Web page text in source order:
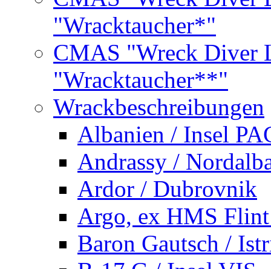
"Wracktaucher*"
CMAS "Wreck Diver
"Wracktaucher**"
Wrackbeschreibungen
Albanien / Insel
Andrassy /
Ardor / Dubrovnik
Argo, ex HMS
Baron Gautsch /